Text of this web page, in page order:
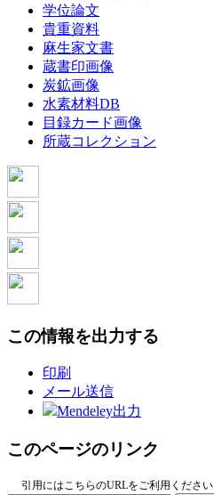
学位論文
貴重資料
麻生家文書
蔵書印画像
炭鉱画像
水素材料DB
目録カード画像
所蔵コレクション
この情報を出力する
印刷
メール送信
Mendeley出力
このページのリンク
引用にはこちらのURLをご利用ください